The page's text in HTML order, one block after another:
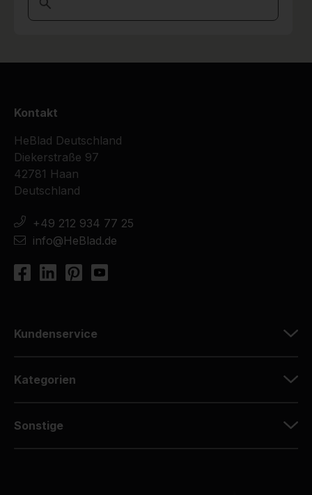
Kontakt
HeBlad Deutschland
Diekerstraße 97
42781 Haan
Deutschland
+49 212 934 77 25
info@HeBlad.de
Kundenservice
Kategorien
Sonstige